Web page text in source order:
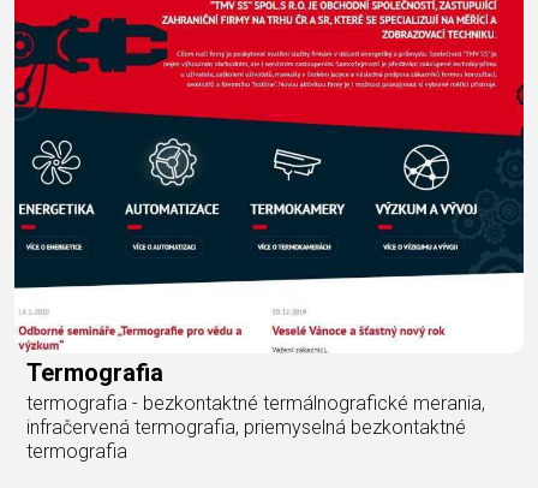
Termografia
termografia - bezkontaktné termálnografické merania,
infračervená termografia, priemyselná bezkontaktné
termografia